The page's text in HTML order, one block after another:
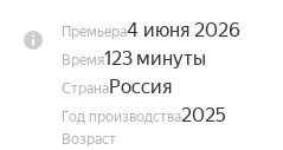
Премьера4 июня 2026
Время123 минуты
СтранаРоссия
Год производства2025
Возраст